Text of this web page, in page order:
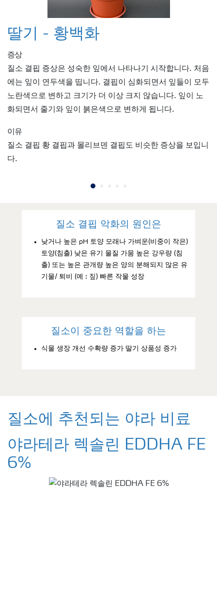
딸기 - 황백화
증상
질소 결핍 증상은 성숙한 잎에서 나타나기 시작합니다. 처음
에는 잎이 연두색을 띱니다. 결핍이 심화되면서 잎들이 모두
노란색으로 변하고 크기가 더 이상 크지 않습니다. 잎이 노
화되면서 줄기와 잎이 붉은색으로 변하게 됩니다.
이유
질소 결핍 황 결핍과 몰리브덴 결핍도 비슷한 증상을 보입니
다.
질소 결핍 악화의 원인은
낮거나 높은 pH 토양 모래나 가벼운(비중이 작은)
토양(침출) 낮은 유기 물질 가뭄 높은 강우량 (침
출) 또는 높은 관개량 높은 양의 분해되지 않은 유
기물/ 퇴비 (예 : 짚) 빠른 작물 성장
질소이 중요한 역할을 하는
식물 생장 개선 수확량 증가 딸기 상품성 증가
질소에 추천되는 야라 비료
야라테라 렉솔린 EDDHA FE
6%